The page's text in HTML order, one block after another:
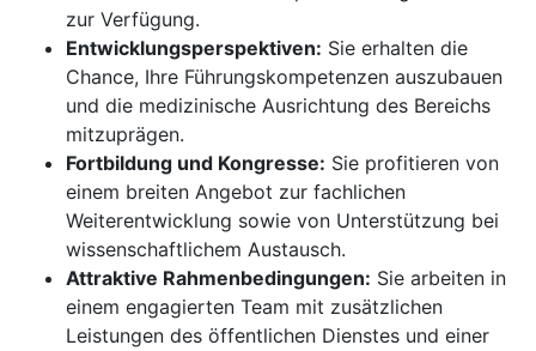
zur Verfügung.
Entwicklungsperspektiven: Sie erhalten die
Chance, Ihre Führungskompetenzen auszubauen
und die medizinische Ausrichtung des Bereichs
mitzuprägen.
Fortbildung und Kongresse: Sie profitieren von
einem breiten Angebot zur fachlichen
Weiterentwicklung sowie von Unterstützung bei
wissenschaftlichem Austausch.
Attraktive Rahmenbedingungen: Sie arbeiten in
einem engagierten Team mit zusätzlichen
Leistungen des öffentlichen Dienstes und einer